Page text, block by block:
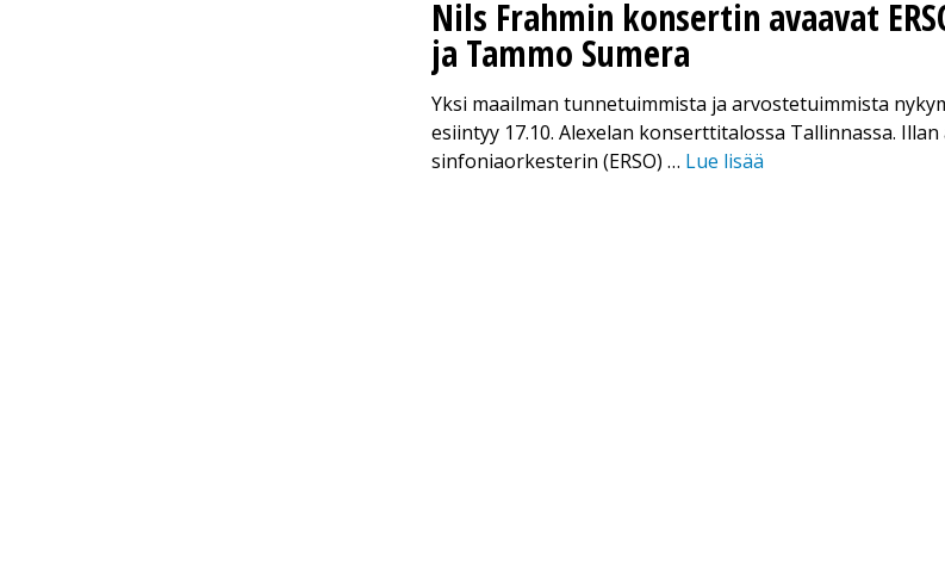
Nils Frahmin konsertin avaavat
ja Tammo Sumera
Yksi maailman tunnetuimmista ja arvostetuimmista
esiintyy 17.10. Alexelan konserttitalossa Tallinnassa.
sinfoniaorkesterin (ERSO) … Lue lisää